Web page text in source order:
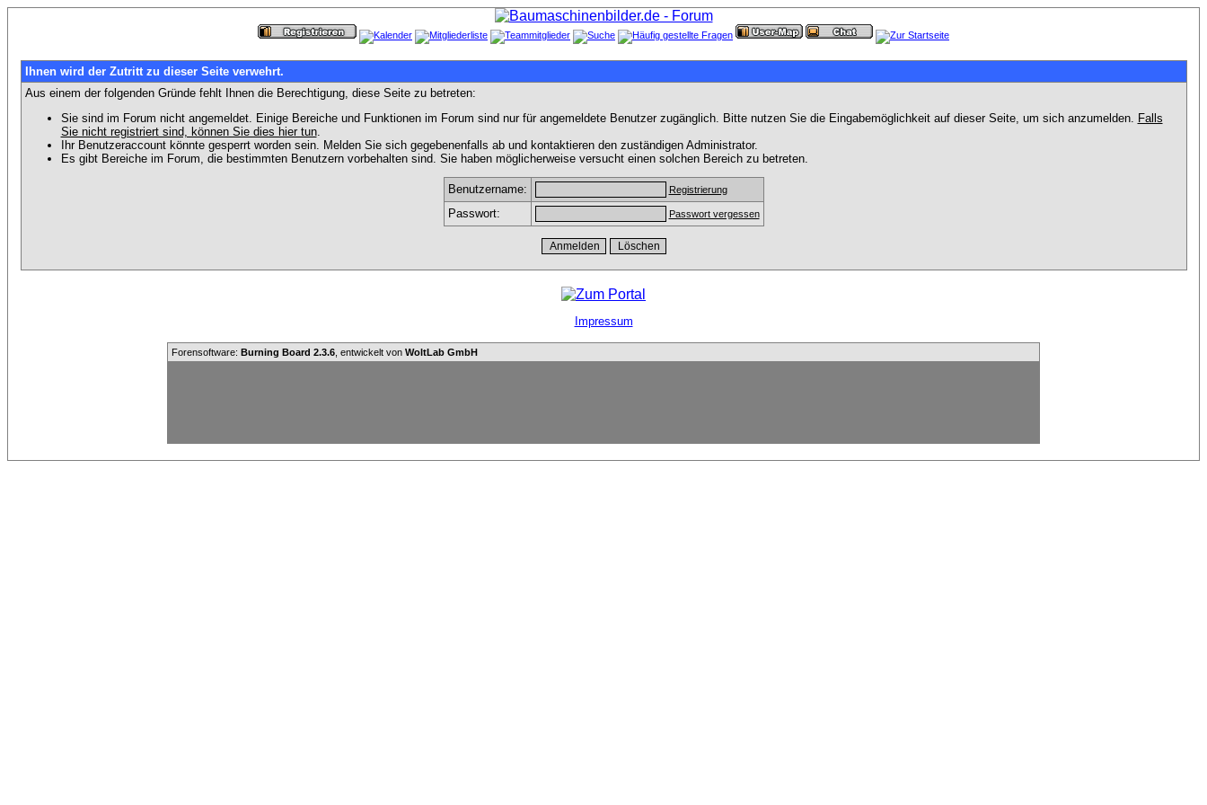
Ihnen wird der Zutritt zu dieser Seite verwehrt.
Aus einem der folgenden Gründe fehlt Ihnen die Berechtigung, diese Seite zu betreten:
Sie sind im Forum nicht angemeldet. Einige Bereiche und Funktionen im Forum sind nur für angemeldete Benutzer zugänglich. Bitte nutzen Sie die Eingabemöglichkeit auf dieser Seite, um sich anzumelden. Falls
Sie nicht registriert sind, können Sie dies hier tun.
Ihr Benutzeraccount könnte gesperrt worden sein. Melden Sie sich gegebenenfalls ab und kontaktieren den zuständigen Administrator.
Es gibt Bereiche im Forum, die bestimmten Benutzern vorbehalten sind. Sie haben möglicherweise versucht einen solchen Bereich zu betreten.
Benutzername: Registrierung
Passwort: Passwort vergessen
Impressum
Forensoftware: Burning Board 2.3.6 , entwickelt von WoltLab GmbH